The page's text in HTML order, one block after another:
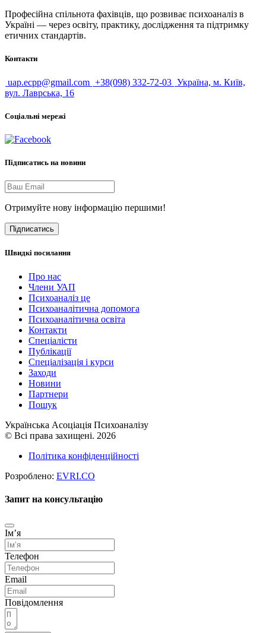
Професійна спільнота фахівців, що розвиває психоаналіз в
Україні — через освіту, практику, дослідження та підтримку
етичних стандартів.
Контакти
uap.ecpp@gmail.com +38(098) 332-72-03 Україна, м. Київ,
вул. Лаврська, 16
Соціальні мережі
Підписатись на новини
Отримуйте нову інформацію першими!
Підписатись
Швидкі посилання
Про нас
Члени УАП
Психоаналіз це
Психоаналітична допомога
Психоаналітична освіта
Контакти
Спеціалісти
Публікації
Cпеціалізація і курси
Заходи
Новини
Партнери
Пошук
Українська Асоціація Психоаналізу
© Всі права захищені. 2026
Політика конфіденційності
Розроблено: EVRI.CO
Запит на консультацію
Імʼя
Телефон
Email
Повідомлення